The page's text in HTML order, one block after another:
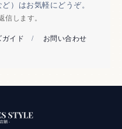
）はお気軽にどうぞ。
信します。
ガイド / お問い合わせ